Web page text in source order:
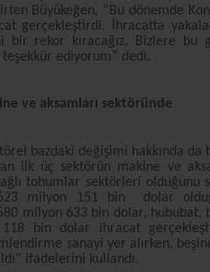
Büyükeğen, “Bu dönemde
gerçekleştirdi. İhracatta
bir rekor kıracağız. Bizlere
teşekkür ediyorum” dedi.
ve aksamları sektöründe
bazdaki değişimi hakkında
ilk üç sektörün makine ve
tohumlar sektörleri olduğunu
623 milyon 151 bin dolar
milyon 633 bin dolar, hububat,
bin dolar ihracat
sanayi yer alırken,
ifadelerini kullandı.